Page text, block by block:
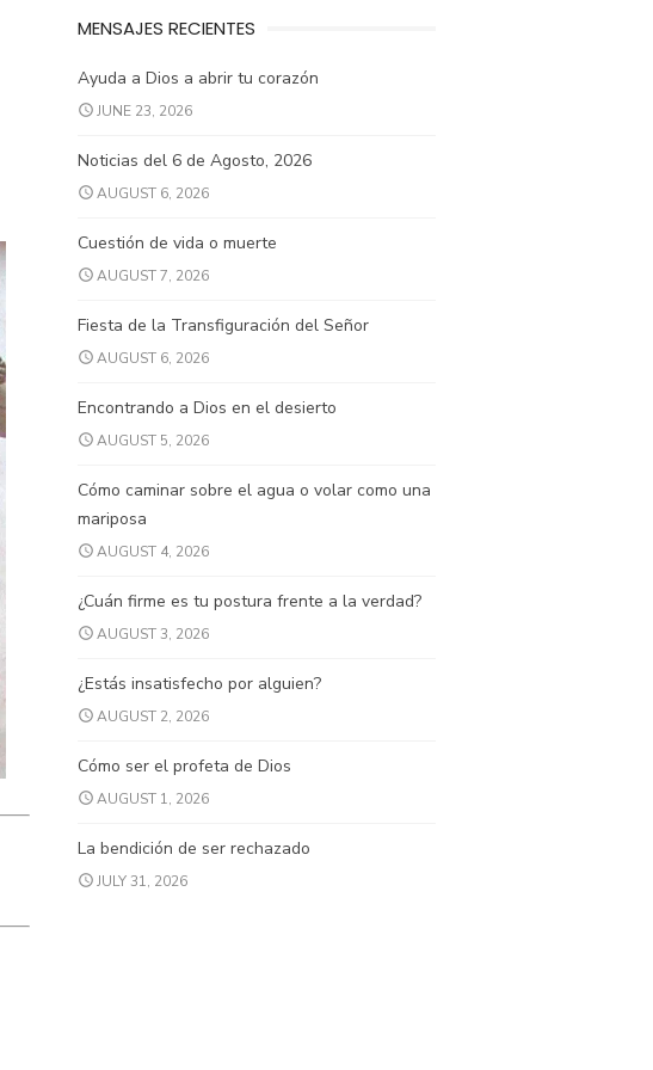
MENSAJES RECIENTES
Ayuda a Dios a abrir tu corazón
JUNE 23, 2026
Noticias del 6 de Agosto, 2026
AUGUST 6, 2026
Cuestión de vida o muerte
AUGUST 7, 2026
Fiesta de la Transfiguración del Señor
AUGUST 6, 2026
Encontrando a Dios en el desierto
AUGUST 5, 2026
Cómo caminar sobre el agua o volar como una
mariposa
AUGUST 4, 2026
¿Cuán firme es tu postura frente a la verdad?
AUGUST 3, 2026
¿Estás insatisfecho por alguien?
AUGUST 2, 2026
Cómo ser el profeta de Dios
AUGUST 1, 2026
La bendición de ser rechazado
JULY 31, 2026